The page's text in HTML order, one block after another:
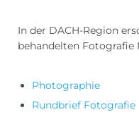
In der DACH-Region
behandelten Fotografie
Photographie
Rundbrief Fotografie